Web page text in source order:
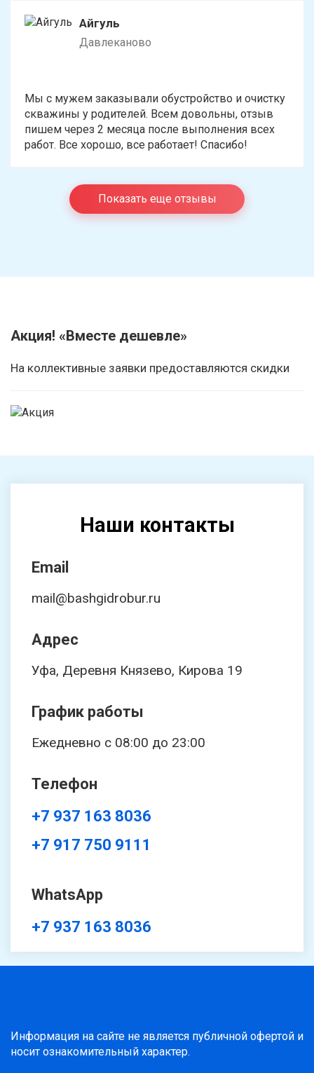
Айгуль
Давлеканово
Мы с мужем заказывали обустройство и очистку
скважины у родителей. Всем довольны, отзыв
пишем через 2 месяца после выполнения всех
работ. Все хорошо, все работает! Спасибо!
Показать еще отзывы
Акция! «Вместе дешевле»
На коллективные заявки предоставляются скидки
Наши контакты
Email
mail@bashgidrobur.ru
Адрес
Уфа, Деревня Князево, Кирова 19
График работы
Ежедневно с 08:00 до 23:00
Телефон
+7 937 163 8036
+7 917 750 9111
WhatsApp
+7 937 163 8036
Информация на сайте не является публичной офертой и
носит ознакомительный характер.